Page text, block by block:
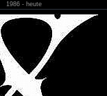
1986 - heute